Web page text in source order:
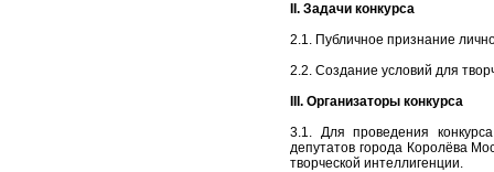
II. Задачи конкурса
2.1. Публичное признание
2.2. Создание условий для
III. Организаторы конкурса
3.1. Для проведения
депутатов города Королёва
творческой интеллигенции.